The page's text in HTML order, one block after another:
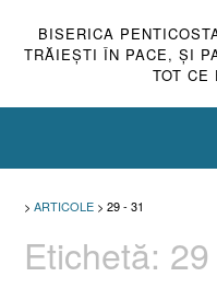
BISERICA
TRĂIEŞTI ÎN PACE, ŞI
TOT CE
> ARTICOLE > 29 - 31
Etichetă: